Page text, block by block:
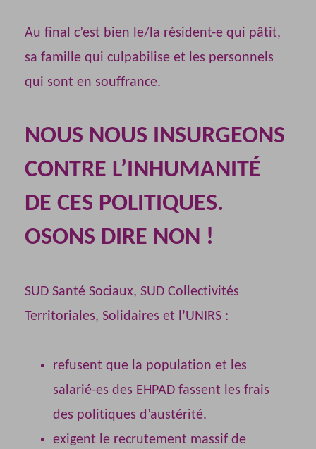
Au final c’est bien le/la résident-e qui pâtit,
sa famille qui culpabilise et les personnels
qui sont en souffrance.
NOUS NOUS INSURGEONS
CONTRE L’INHUMANITÉ
DE CES POLITIQUES.
OSONS DIRE NON !
SUD Santé Sociaux, SUD Collectivités
Territoriales, Solidaires et l’UNIRS :
refusent que la population et les
salarié-es des EHPAD fassent les frais
des politiques d’austérité.
exigent le recrutement massif de